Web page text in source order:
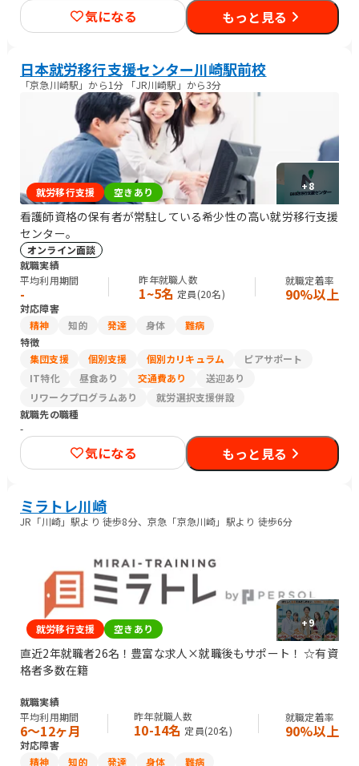
気になる もっと見る
日本就労移行支援センター川崎駅前校
「京急川崎駅」から1分 「JR川崎駅」から3分
+8
就労移行支援 空きあり
看護師資格の保有者が常駐している希少性の高い就労移行支援
センター。
オンライン面談
就職実績
平均利用期間
-
昨年就職人数
1~5名 定員(20名)
就職定着率
90%以上
対応障害
精神
知的 発達 身体
難病
特徴
集団支援
個別支援 個別カリキュラム
ピアサポート
IT特化
昼食あり 交通費あり
送迎あり
リワークプログラムあり
就労選択支援併設
就職先の職種
-
気になる もっと見る
ミラトレ川崎
JR「川崎」駅より 徒歩8分、京急「京急川崎」駅より 徒歩6分
+9
就労移行支援 空きあり
直近2年就職者26名！豊富な求人×就職後もサポート！ ☆有資
格者多数在籍
就職実績
平均利用期間
6〜12ヶ月
昨年就職人数
10-14名 定員(20名)
就職定着率
90%以上
対応障害
精神
知的 発達 身体 難病